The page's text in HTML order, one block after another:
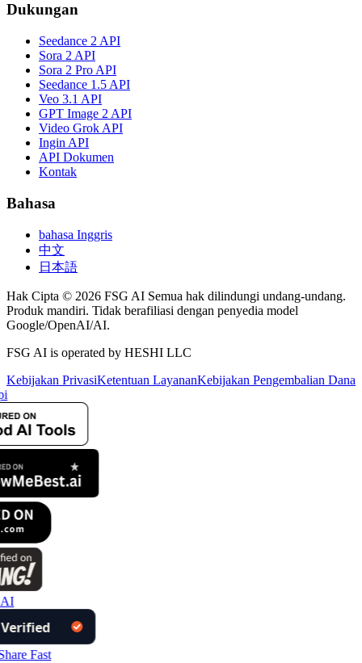
Dukungan
Seedance 2 API
Sora 2 API
Sora 2 Pro API
Seedance 1.5 API
Veo 3.1 API
GPT Image 2 API
Video Grok API
Ingin API
API Dokumen
Kontak
Bahasa
bahasa Inggris
中文
日本語
Hak Cipta © 2026 FSG AI Semua hak dilindungi undang-undang.
Produk mandiri. Tidak berafiliasi dengan penyedia model
Google/OpenAI/AI.
FSG AI is operated by HESHI LLC
Kebijakan PrivasiKetentuan LayananKebijakan Pengembalian Dana